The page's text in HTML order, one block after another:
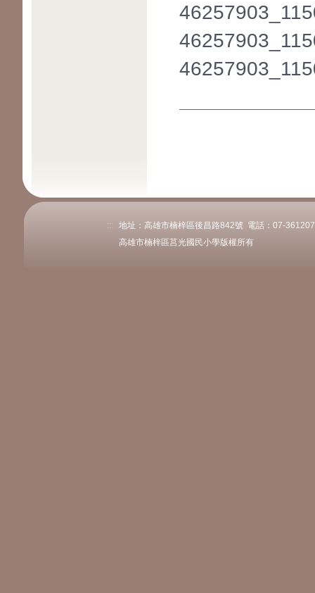
:::
地址：高雄市楠梓區後昌路842號 電話：07-
高雄市楠梓區莒光國民小學版權所有